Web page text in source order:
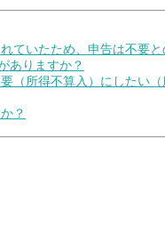
ていたため、申告は不要と
ありますか？
（所得不算入）にしたい
？